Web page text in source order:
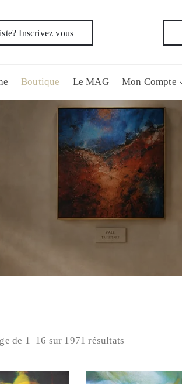
Inscrivez vous
Boutique Le MAG Mon Compte
de 1–16 sur 1971 résultats